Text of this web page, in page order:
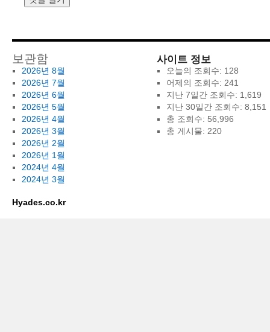
보관함
2026년 8월
2026년 7월
2026년 6월
2026년 5월
2026년 4월
2026년 3월
2026년 2월
2026년 1월
2024년 4월
2024년 3월
사이트 정보
오늘의 조회수: 128
어제의 조회수: 241
지난 7일간 조회수: 1,619
지난 30일간 조회수: 8,151
총 조회수: 56,996
총 게시물: 220
Hyades.co.kr